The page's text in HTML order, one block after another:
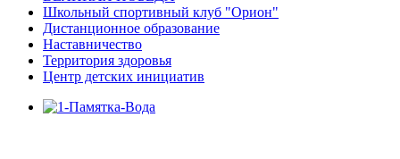
Школьный спортивный клуб "Орион"
Дистанционное образование
Наставничество
Территория здоровья
Центр детских инициатив